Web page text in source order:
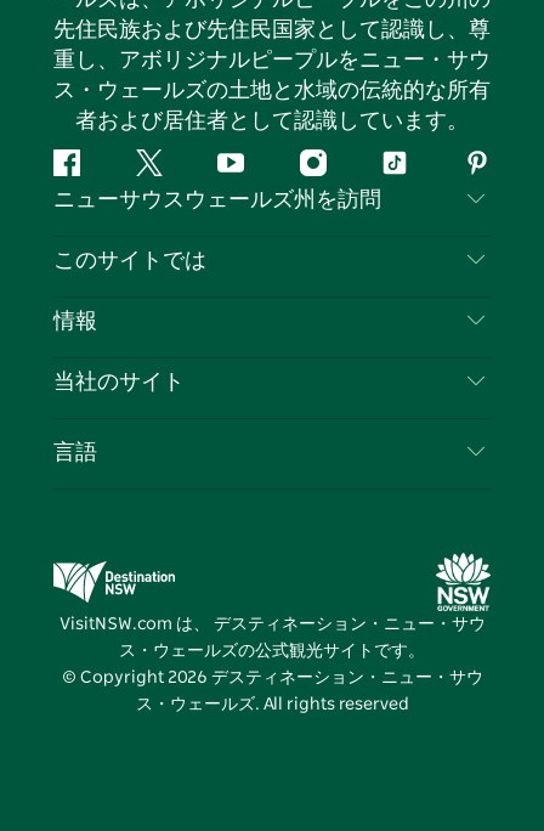
先住民族および先住民国家として認識し、尊
重し、アボリジナルピープルをニュー・サウ
ス・ウェールズの土地と水域の伝統的な所有
者および居住者として認識しています。
フ
ェ
ス
ッ
ツ
イ
タ
ユ
ー
イ
ン
テ
ピ
ン
レ
ト
ニューサウスウェールズ州を訪問
お問い合わせ
クッキーに関する通知
このサイトでは
目的地
イベント
情報
旅行情報
NSWでのビジネス
当社のサイト
デスティネーション・ニュー・サウス・ウェール
ズメディアセンター
ビビッド・シドニー
言語
VisitNSW.com は、 デスティネーション・ニュー・サウ
ス・ウェールズの公式観光サイトです。
© Copyright 2026 デスティネーション・ニュー・サウ
ス・ウェールズ. All rights reserved